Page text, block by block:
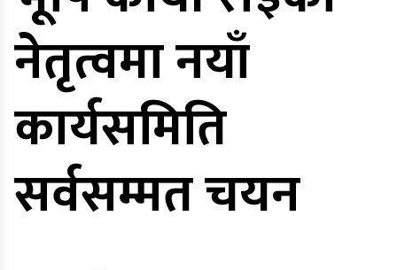
नेतृत्वमा नयाँ
कार्यसमिति
सर्वसम्मत चयन